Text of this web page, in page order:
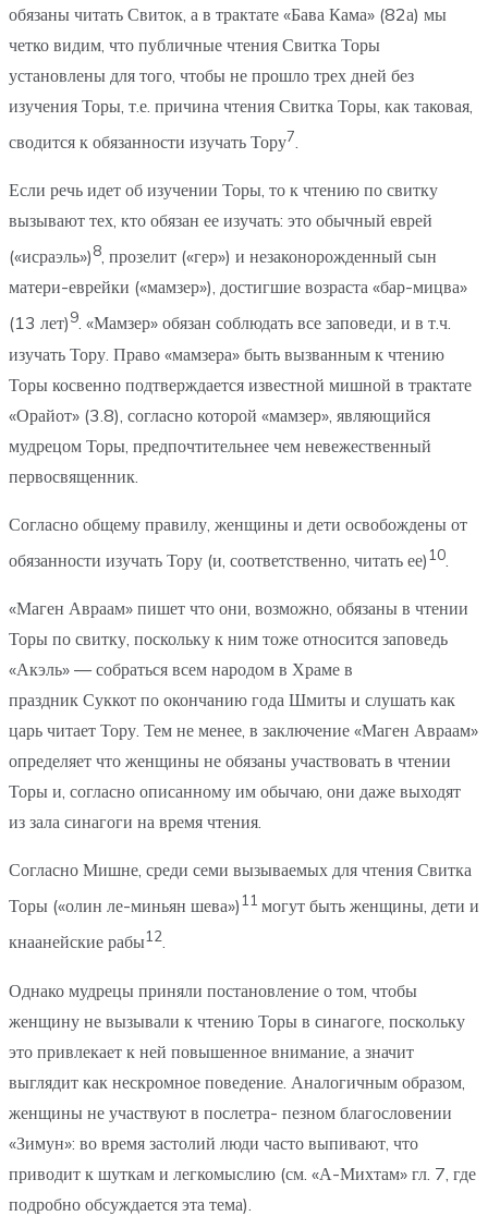
обязаны читать Свиток, а в трактате «Бава Кама» (82а) мы
четко видим, что публичные чтения Свитка Торы
установлены для того, чтобы не прошло трех дней без
изучения Торы, т.е. причина чтения Свитка Торы, как таковая,
сводится к обязанности изучать Тору7.
Если речь идет об изучении Торы, то к чтению по свитку
вызывают тех, кто обязан ее изучать: это обычный еврей
(«исраэль»)8, прозелит («гер») и незаконорожденный сын
матери-еврейки («мамзер»), достигшие возраста «бар-мицва»
(13 лет)9. «Мамзер» обязан соблюдать все заповеди, и в т.ч.
изучать Тору. Право «мамзера» быть вызванным к чтению
Торы косвенно подтверждается известной мишной в трактате
«Орайот» (3.8), согласно которой «мамзер», являющийся
мудрецом Торы, предпочтительнее чем невежественный
первосвященник.
Согласно общему правилу, женщины и дети освобождены от
обязанности изучать Тору (и, соответственно, читать ее) 10.
«Маген Авраам» пишет что они, возможно, обязаны в чтении
Торы по свитку, поскольку к ним тоже относится заповедь
«Акэль» — собраться всем народом в Храме в
праздник Суккот по окончанию года Шмиты и слушать как
царь читает Тору. Тем не менее, в заключение «Маген Авраам»
определяет что женщины не обязаны участвовать в чтении
Торы и, согласно описанному им обычаю, они даже выходят
из зала синагоги на время чтения.
Согласно Мишне, среди семи вызываемых для чтения Свитка
Торы («олин ле-миньян шева») 11 могут быть женщины, дети и
кнаанейские рабы12.
Однако мудрецы приняли постановление о том, чтобы
женщину не вызывали к чтению Торы в синагоге, поскольку
это привлекает к ней повышенное внимание, а значит
выглядит как нескромное поведение. Аналогичным образом,
женщины не участвуют в послетра- пезном благословении
«Зимун»: во время застолий люди часто выпивают, что
приводит к шуткам и легкомыслию (см. «А-Михтам» гл. 7, где
подробно обсуждается эта тема).